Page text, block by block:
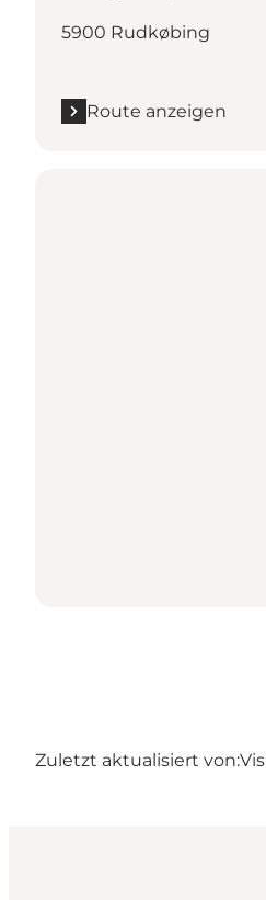
5900 Rudkøbing
Route anzeigen
Zuletzt aktualisiert von: